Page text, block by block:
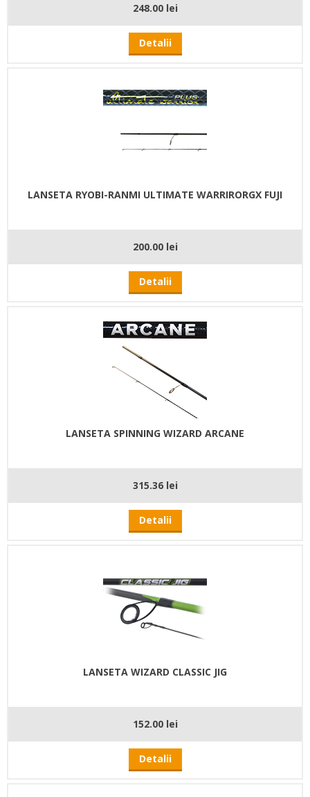
248.00 lei
Detalii
LANSETA RYOBI-RANMI ULTIMATE WARRIRORGX FUJI
200.00 lei
Detalii
LANSETA SPINNING WIZARD ARCANE
315.36 lei
Detalii
LANSETA WIZARD CLASSIC JIG
152.00 lei
Detalii